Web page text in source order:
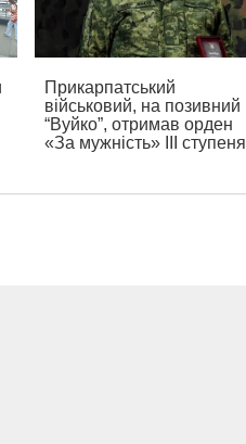
Прикарпатський
військовий, на позивний
“Вуйко”, отримав орден
«За мужність» ІІІ ступеня